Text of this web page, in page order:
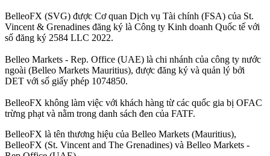
BelleoFX (SVG) được Cơ quan Dịch vụ Tài chính (FSA) của St.
Vincent & Grenadines đăng ký là Công ty Kinh doanh Quốc tế với
số đăng ký 2584 LLC 2022.
Belleo Markets - Rep. Office (UAE) là chi nhánh của công ty nước
ngoài (Belleo Markets Mauritius), được đăng ký và quản lý bởi
DET với số giấy phép 1074850.
BelleoFX không làm việc với khách hàng từ các quốc gia bị OFAC
trừng phạt và nằm trong danh sách đen của FATF.
BelleoFX là tên thương hiệu của Belleo Markets (Mauritius),
BelleoFX (St. Vincent and The Grenadines) và Belleo Markets -